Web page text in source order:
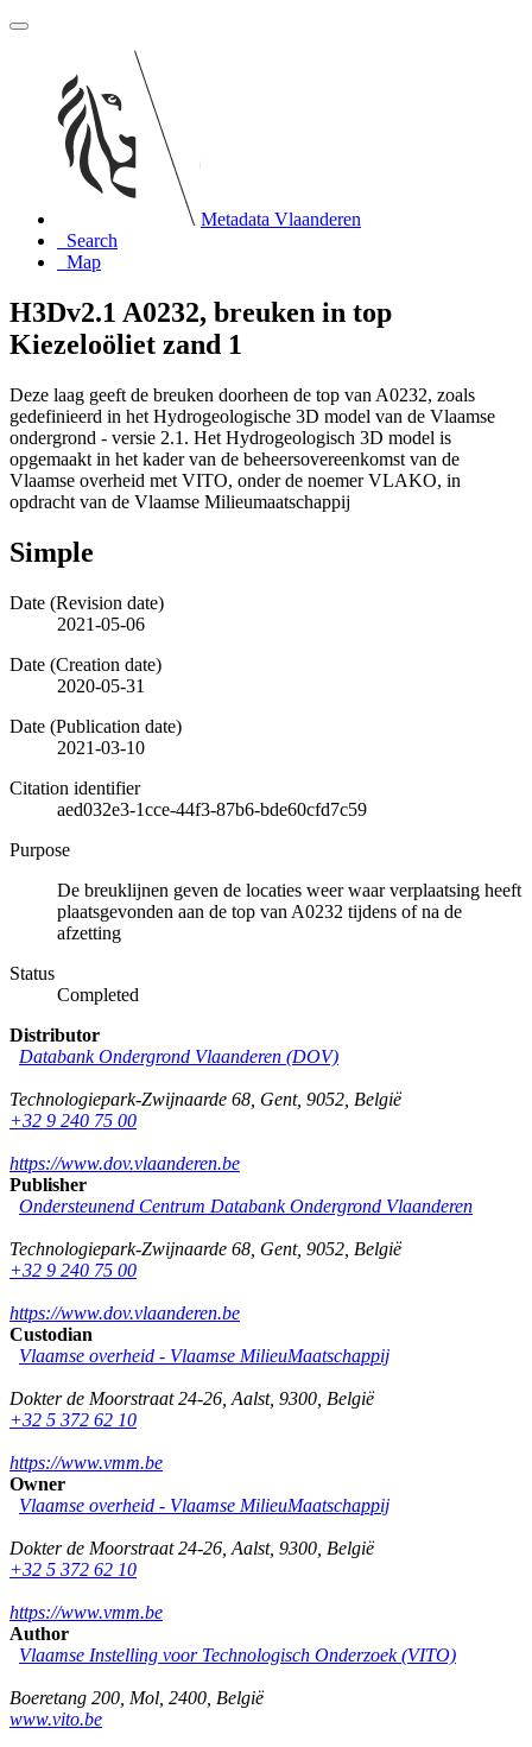
Metadata Vlaanderen
Search
Map
H3Dv2.1 A0232, breuken in top
Kiezeloöliet zand 1
Deze laag geeft de breuken doorheen de top van A0232, zoals
gedefinieerd in het Hydrogeologische 3D model van de Vlaamse
ondergrond - versie 2.1. Het Hydrogeologisch 3D model is
opgemaakt in het kader van de beheersovereenkomst van de
Vlaamse overheid met VITO, onder de noemer VLAKO, in
opdracht van de Vlaamse Milieumaatschappij
Simple
Date (Revision date)
2021-05-06
Date (Creation date)
2020-05-31
Date (Publication date)
2021-03-10
Citation identifier
aed032e3-1cce-44f3-87b6-bde60cfd7c59
Purpose
De breuklijnen geven de locaties weer waar verplaatsing heeft
plaatsgevonden aan de top van A0232 tijdens of na de
afzetting
Status
Completed
Distributor
Databank Ondergrond Vlaanderen (DOV)
Technologiepark-Zwijnaarde 68 Gent, 9052 België
+32 9 240 75 00
https://www.dov.vlaanderen.be
Publisher
Ondersteunend Centrum Databank Ondergrond Vlaanderen
Technologiepark-Zwijnaarde 68 Gent, 9052 België
+32 9 240 75 00
https://www.dov.vlaanderen.be
Custodian
Vlaamse overheid - Vlaamse MilieuMaatschappij
Dokter de Moorstraat 24-26 Aalst, 9300 België
+32 5 372 62 10
https://www.vmm.be
Owner
Vlaamse overheid - Vlaamse MilieuMaatschappij
Dokter de Moorstraat 24-26 Aalst, 9300 België
+32 5 372 62 10
https://www.vmm.be
Author
Vlaamse Instelling voor Technologisch Onderzoek (VITO)
Boeretang 200 Mol 2400 België
www.vito.be